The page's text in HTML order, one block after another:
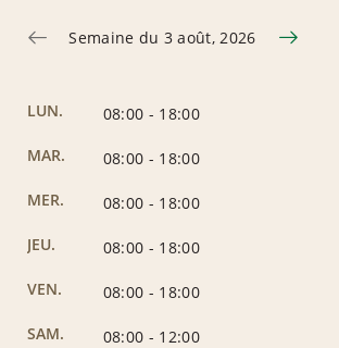
Semaine du 3 août, 2026
LUN. 08:00 - 18:00
MAR.
08:00 - 18:00
MER.
08:00 - 18:00
JEU.
08:00 - 18:00
VEN.
08:00 - 18:00
SAM.
08:00 - 12:00